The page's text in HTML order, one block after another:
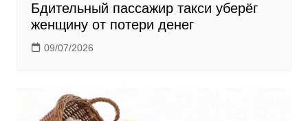
Бдительный пассажир такси уберёг
женщину от потери денег
09/07/2026